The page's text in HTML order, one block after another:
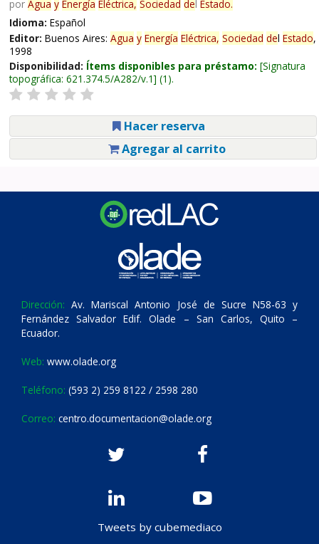
por Agua y Energía Eléctrica, Sociedad del Estado.
Idioma: Español
Editor: Buenos Aires: Agua y Energía Eléctrica, Sociedad del Estado,
1998
Disponibilidad: Ítems disponibles para préstamo: Signatura
topográfica: 621.374.5/A282/v.1 (1).
Hacer reserva
Agregar al carrito
Dirección: Av. Mariscal Antonio José de Sucre N58-63 y
Fernández Salvador Edif. Olade – San Carlos, Quito –
Ecuador.
Web: www.olade.org
Teléfono: (593 2) 259 8122 / 2598 280
Correo: centro.documentacion@olade.org
Tweets by cubemediaco